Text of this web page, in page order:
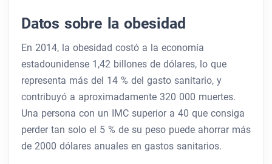
Datos sobre la obesidad
En 2014, la obesidad costó a la economía
estadounidense 1,42 billones de dólares, lo que
representa más del 14 % del gasto sanitario, y
contribuyó a aproximadamente 320 000 muertes.
Una persona con un IMC superior a 40 que consiga
perder tan solo el 5 % de su peso puede ahorrar más
de 2000 dólares anuales en gastos sanitarios.